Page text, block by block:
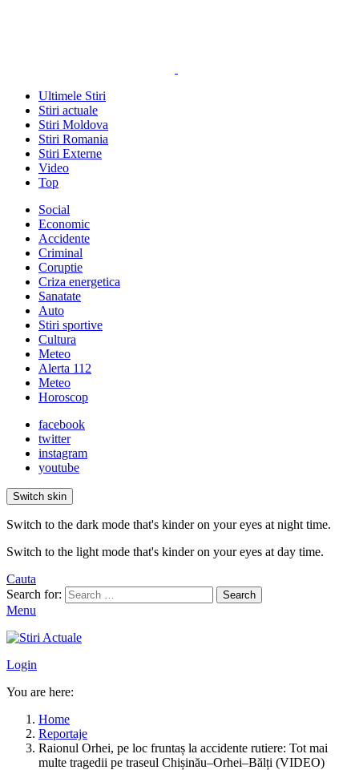
Ultimele Stiri
Stiri actuale
Stiri Moldova
Stiri Romania
Stiri Externe
Video
Top
Social
Economic
Accidente
Criminal
Coruptie
Criza energetica
Sanatate
Auto
Stiri sportive
Cultura
Meteo
Alerta 112
Meteo
Horoscop
facebook
twitter
instagram
youtube
Switch skin
Switch to the dark mode that's kinder on your eyes at night time.
Switch to the light mode that's kinder on your eyes at day time.
Cauta
Search for:
Search
Menu
Login
You are here:
Home
Reportaje
Raionul Orhei, pe loc fruntaș la accidente rutiere: Tot mai
multe tragedii pe traseul Chișinău–Orhei–Bălți (VIDEO)